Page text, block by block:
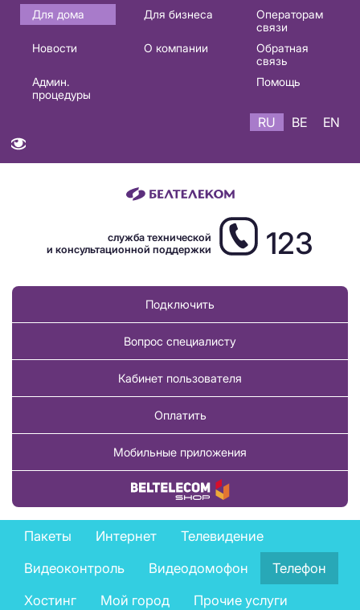
Основная
навигация
Для дома Для бизнеса
Операторам
связи
Новости
О компании
Обратная
связь
Админ.
процедуры
Помощь
RU BE EN
служба технической
и консультационной поддержки
123
Подключить
Вопрос специалисту
Кабинет пользователя
Оплатить
Мобильные приложения
Купить товар
Private
services
menu
Пакеты Интернет
Телевидение
Видеоконтроль
Видеодомофон
Телефон
Хостинг
Мой город
Прочие услуги